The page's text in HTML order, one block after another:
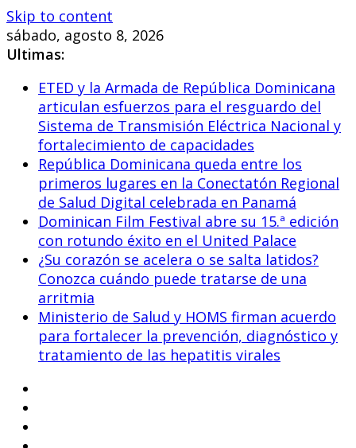
Skip to content
sábado, agosto 8, 2026
Ultimas:
ETED y la Armada de República Dominicana
articulan esfuerzos para el resguardo del
Sistema de Transmisión Eléctrica Nacional y
fortalecimiento de capacidades
República Dominicana queda entre los
primeros lugares en la Conectatón Regional
de Salud Digital celebrada en Panamá
Dominican Film Festival abre su 15.ª edición
con rotundo éxito en el United Palace
¿Su corazón se acelera o se salta latidos?
Conozca cuándo puede tratarse de una
arritmia
Ministerio de Salud y HOMS firman acuerdo
para fortalecer la prevención, diagnóstico y
tratamiento de las hepatitis virales